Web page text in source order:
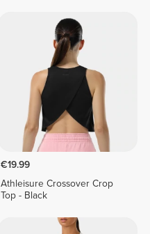
€19.99
Athleisure Crossover Crop
Top - Black